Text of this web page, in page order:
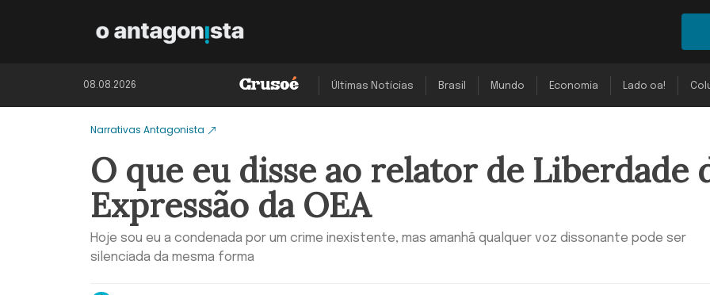
08.08.2026 Últimas Notícias Brasil Mundo Economia Lado oa!
Narrativas Antagonista
O que eu disse ao relator de Liberdade
Expressão da OEA
Hoje sou eu a condenada por um crime inexistente, mas amanhã qualquer voz dissonante pode ser
silenciada da mesma forma